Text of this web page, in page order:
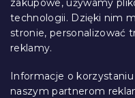
zakupowe, używamy
technologii. Dzięki nim
stronie, personalizować
reklamy.
Informacje o
naszym partnerom
Śledzenie
Opcje dostawy
Metody płatności
Reklamacje i zwroty
Kontakt